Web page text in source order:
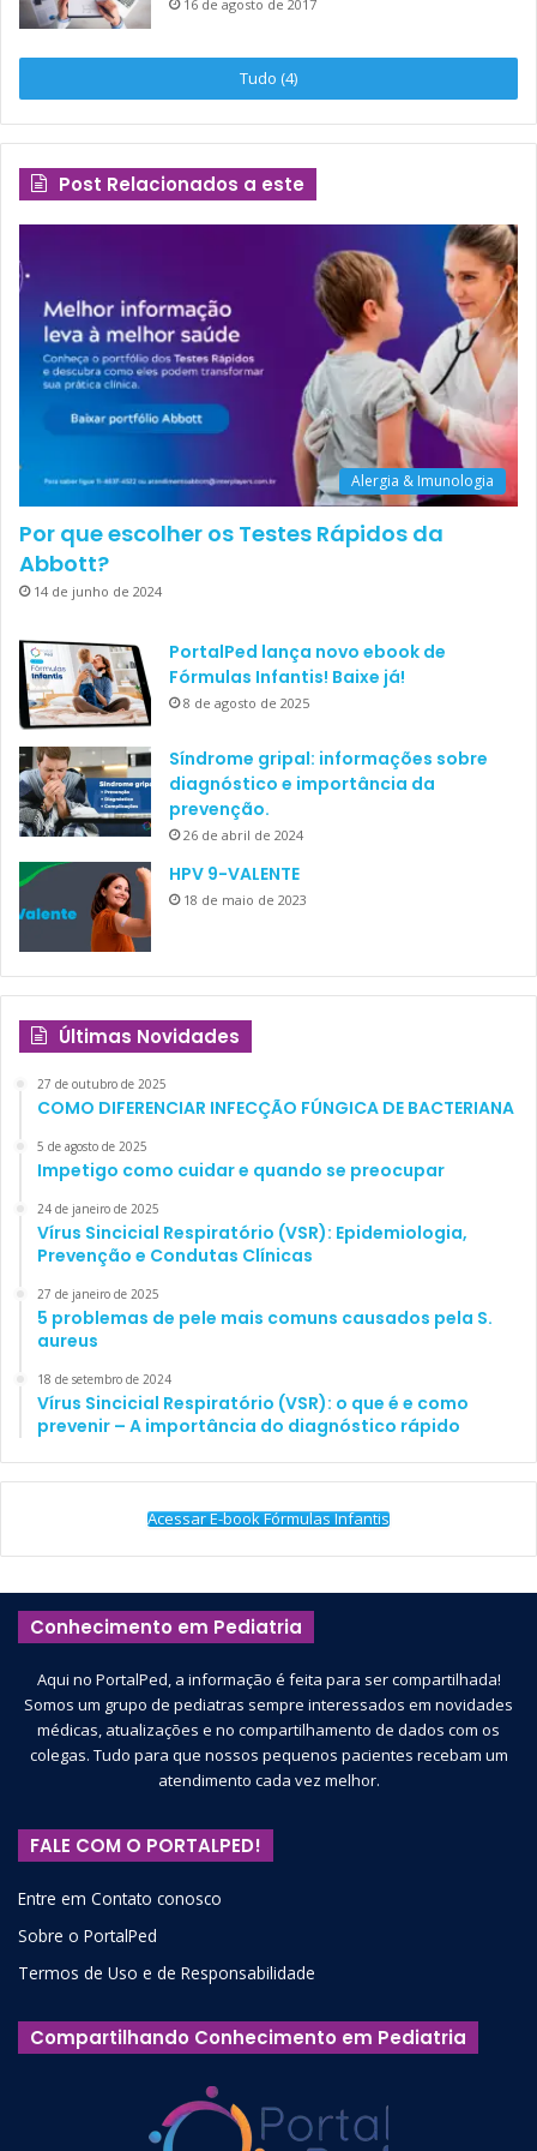
Faça uma lista com as tarefas do dia seguinte e
estabeleça o que é prioridade.
Use o seu smartphone também para gerir seu
tempo, com o uso deappscomo oEvernote
(organizar e acompanhar a execução de tarefas)
delegar funções e acompanhar o andamento
delas), que ajudam a organizar e controlar o seu
dia-a-dia.
A gente sabe que não é nada fácil conseguir mudar o nosso
cotidiano pois isso exige, antes de mais nada, força de
vontade para querer transformar. Por isso, sempre
daremos dicas e sugestões para você saber como gerir
melhor o seu tempo.
Assim, você também consegue tempo para ler nossas dicas
de comocontrolar as suas finanças ! Acompanhe também
oblog Saúde Mais Ação para mais informações.
Dr. Alexandre Rosa
produtividade
slider
16 de agosto de 2017
Tudo (4)
Post Relacionados a este
Alergia & Imunologia
Por que escolher os Testes Rápidos da
Abbott?
14 de junho de 2024
PortalPed lança novo ebook de
Fórmulas Infantis! Baixe já!
8 de agosto de 2025
Síndrome gripal: informações sobre
diagnóstico e importância da
prevenção.
26 de abril de 2024
HPV 9-VALENTE
18 de maio de 2023
Últimas Novidades
27 de outubro de 2025
COMO DIFERENCIAR INFECÇÃO FÚNGICA DE BACTERIANA
5 de agosto de 2025
Impetigo como cuidar e quando se preocupar
24 de janeiro de 2025
Vírus Sincicial Respiratório (VSR): Epidemiologia,
Prevenção e Condutas Clínicas
27 de janeiro de 2025
5 problemas de pele mais comuns causados pela S.
aureus
18 de setembro de 2024
Vírus Sincicial Respiratório (VSR): o que é e como
prevenir – A importância do diagnóstico rápido
Acessar E-book Fórmulas Infantis
Conhecimento em Pediatria
Aqui no PortalPed, a informação é feita para ser compartilhada!
Somos um grupo de pediatras sempre interessados em novidades
médicas, atualizações e no compartilhamento de dados com os
colegas. Tudo para que nossos pequenos pacientes recebam um
atendimento cada vez melhor.
FALE COM O PORTALPED!
Entre em Contato conosco
Sobre o PortalPed
Termos de Uso e de Responsabilidade
Compartilhando Conhecimento em Pediatria